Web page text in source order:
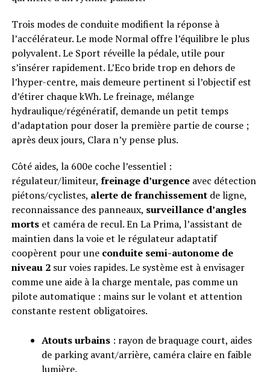
Trois modes de conduite modifient la réponse à
l’accélérateur. Le mode Normal offre l’équilibre le plus
polyvalent. Le Sport réveille la pédale, utile pour
s’insérer rapidement. L’Eco bride trop en dehors de
l’hyper-centre, mais demeure pertinent si l’objectif est
d’étirer chaque kWh. Le freinage, mélange
hydraulique/régénératif, demande un petit temps
d’adaptation pour doser la première partie de course ;
après deux jours, Clara n’y pense plus.
Côté aides, la 600e coche l’essentiel :
régulateur/limiteur, freinage d’urgenceavec détection
piétons/cyclistes, alerte de franchissementde ligne,
reconnaissance des panneaux, surveillance d’angles
mortset caméra de recul. En La Prima, l’assistant de
maintien dans la voie et le régulateur adaptatif
coopèrent pour une conduite semi-autonome de
niveau 2sur voies rapides. Le système est à envisager
comme une aide à la charge mentale, pas comme un
pilote automatique : mains sur le volant et attention
constante restent obligatoires.
Atouts urbains: rayon de braquage court, aides
de parking avant/arrière, caméra claire en faible
lumière.